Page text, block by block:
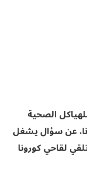
الصحية
عن سؤال يشغل
لقاحي كورونا